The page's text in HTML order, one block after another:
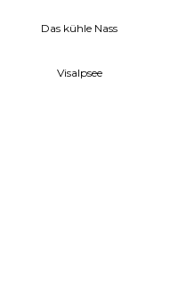
Das kühle Nass
Visalpsee